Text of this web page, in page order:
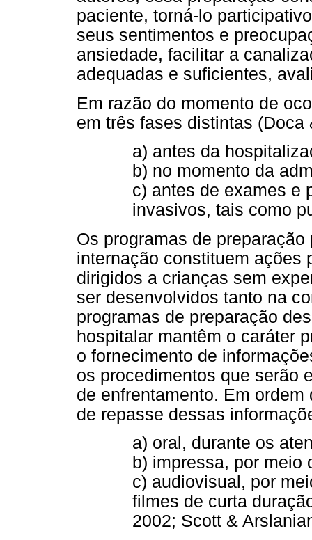
paciente, torná-lo
seus sentimentos e
ansiedade, facilitar a
adequadas e suficientes,
Em razão do momento de
em três fases distintas (Doca
a) antes da
b) no momento da
c) antes de exames e
invasivos, tais como
Os programas de
internação constituem ações
dirigidos a crianças sem
ser desenvolvidos tanto na
programas de preparação
hospitalar mantêm o caráter
o fornecimento de
os procedimentos que serão
de enfrentamento. Em
de repasse dessas
a) oral, durante os
b) impressa, por meio
c) audiovisual, por
filmes de curta
2002; Scott &